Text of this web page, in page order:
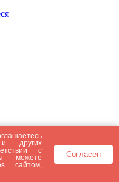
других
с
можете
сайтом,
Согласен